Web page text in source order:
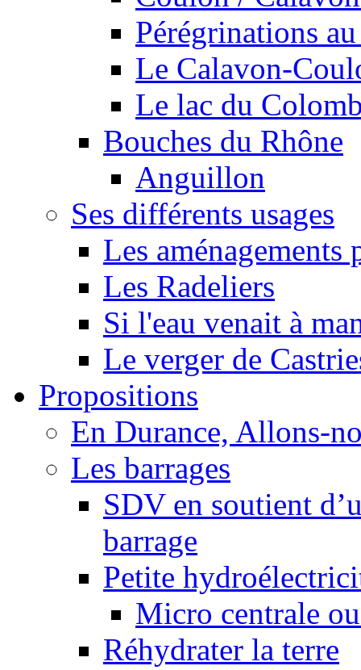
Pérégrinations
Le Calavon-
Le lac du
Bouches du Rhône
Anguillon
Ses différents usages
Les
Les Radeliers
Si l'eau venait à
Le verger de
Propositions
En Durance, Allons-
Les barrages
SDV en soutient
barrage
Petite
Micro centrale
Réhydrater la terre